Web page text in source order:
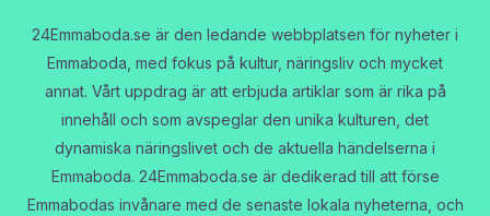
24Emmaboda.se är den ledande webbplatsen för nyheter i
Emmaboda, med fokus på kultur, näringsliv och mycket
annat. Vårt uppdrag är att erbjuda artiklar som är rika på
innehåll och som avspeglar den unika kulturen, det
dynamiska näringslivet och de aktuella händelserna i
Emmaboda. 24Emmaboda.se är dedikerad till att förse
Emmabodas invånare med de senaste lokala nyheterna, och